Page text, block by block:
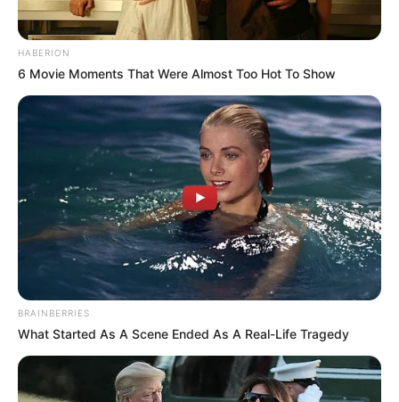
RECIBO DEL AGUA
LOCALIDAD DE USAQUÉN
CUNDINAMARCA
DESAPARECIDOS
CORTES DE LUZ
LOCALIDAD DE ENGATIVÁ
REGIOTRAM DE OCCIDENTE
LOCALIDAD DE SUBA
HABERION
6 Movie Moments That Were Almost Too Hot To Show
BRAINBERRIES
What Started As A Scene Ended As A Real-Life Tragedy